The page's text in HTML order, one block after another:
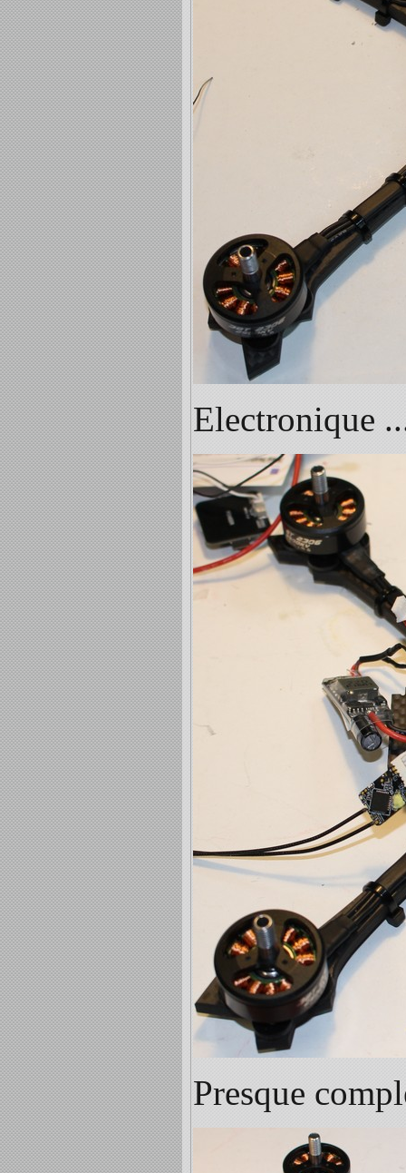
Electronique
Presque